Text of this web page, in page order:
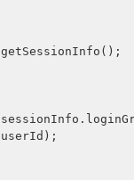
getSessionInfo ();
sessionInfo .
userId );